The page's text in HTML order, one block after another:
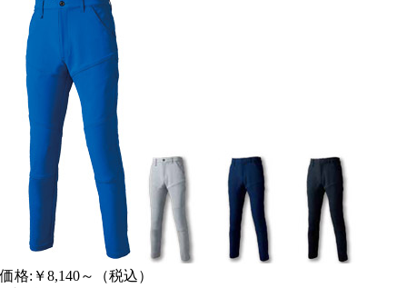
価格: ￥8,140～
（税込）